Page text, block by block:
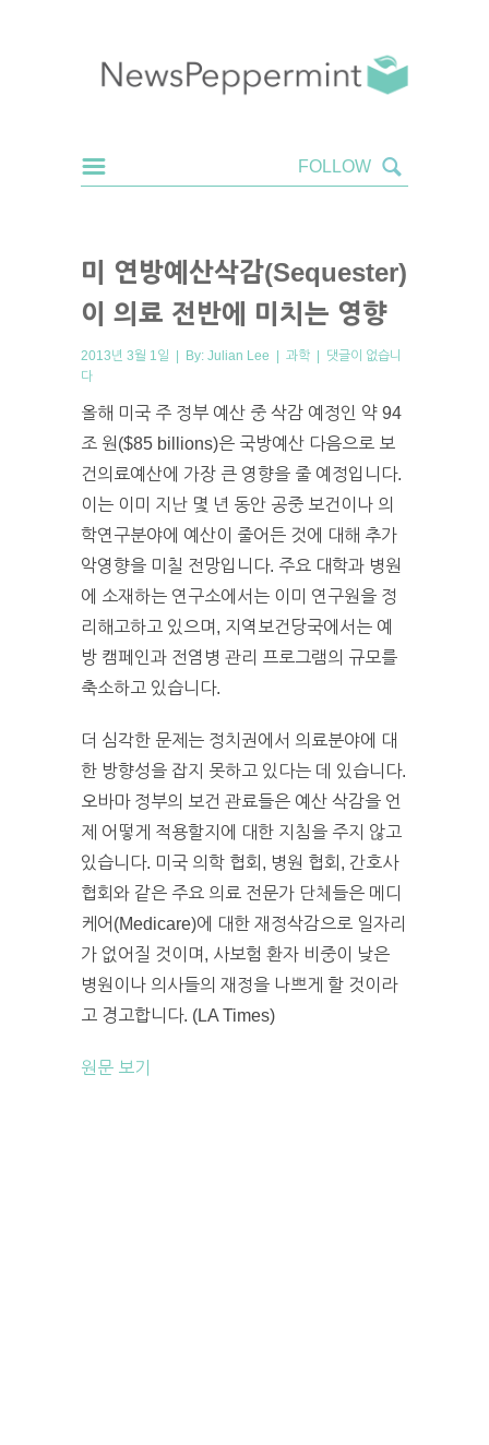
미 연방예산삭감(Sequester)
이 의료 전반에 미치는 영향
2013년 3월 1일 | By: Julian Lee | 과학 | 댓글이 없습니
다
올해 미국 주 정부 예산 중 삭감 예정인 약 94
조 원($85 billions)은 국방예산 다음으로 보
건의료예산에 가장 큰 영향을 줄 예정입니다.
이는 이미 지난 몇 년 동안 공중 보건이나 의
학연구분야에 예산이 줄어든 것에 대해 추가
악영향을 미칠 전망입니다. 주요 대학과 병원
에 소재하는 연구소에서는 이미 연구원을 정
리해고하고 있으며, 지역보건당국에서는 예
방 캠페인과 전염병 관리 프로그램의 규모를
축소하고 있습니다.
더 심각한 문제는 정치권에서 의료분야에 대
한 방향성을 잡지 못하고 있다는 데 있습니다.
오바마 정부의 보건 관료들은 예산 삭감을 언
제 어떻게 적용할지에 대한 지침을 주지 않고
있습니다. 미국 의학 협회, 병원 협회, 간호사
협회와 같은 주요 의료 전문가 단체들은 메디
케어(Medicare)에 대한 재정삭감으로 일자리
가 없어질 것이며, 사보험 환자 비중이 낮은
병원이나 의사들의 재정을 나쁘게 할 것이라
고 경고합니다. (LA Times)
원문 보기